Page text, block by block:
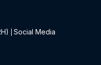
Social Media